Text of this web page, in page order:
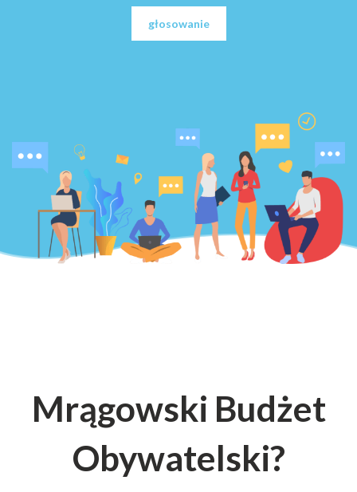
głosowanie
Mrągowski Budżet
Obywatelski?